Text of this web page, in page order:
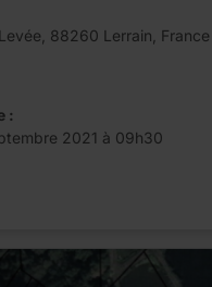
88260 Lerrain, France
:
2021 à 09h30